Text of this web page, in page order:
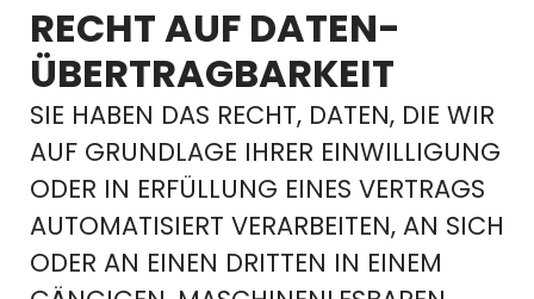
RECHT AUF DATEN­
ÜBERTRAG­BARKEIT
SIE HABEN DAS RECHT, DATEN, DIE WIR
AUF GRUNDLAGE IHRER EINWILLIGUNG
ODER IN ERFÜLLUNG EINES VERTRAGS
AUTOMATISIERT VERARBEITEN, AN SICH
ODER AN EINEN DRITTEN IN EINEM